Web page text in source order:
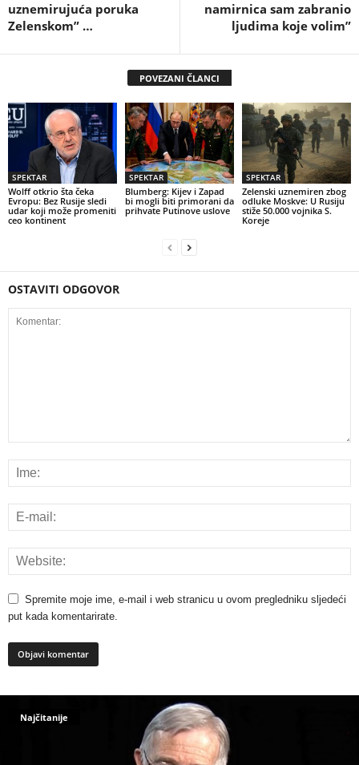
uznemirujuća poruka
Zelenskom” …
namirnica sam zabranio
ljudima koje volim”
POVEZANI ČLANCI
SPEKTAR
Wolff otkrio šta čeka
Evropu: Bez Rusije sledi
udar koji može promeniti
ceo kontinent
SPEKTAR
Blumberg: Kijev i Zapad
bi mogli biti primorani da
prihvate Putinove uslove
SPEKTAR
Zelenski uznemiren zbog
odluke Moskve: U Rusiju
stiže 50.000 vojnika S.
Koreje
OSTAVITI ODGOVOR
Spremite moje ime, e-mail i web stranicu u ovom pregledniku sljedeći
put kada komentarirate.
Najčitanije